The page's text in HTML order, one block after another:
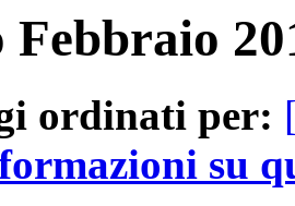
ordinati per:
su